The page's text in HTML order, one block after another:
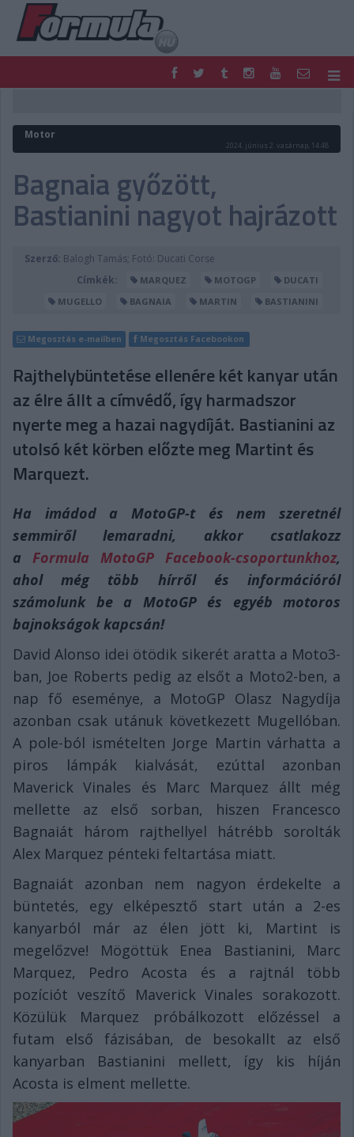
FORMULA
MOTOR
PODCAST
SHOP
LIVE
TIPPJÁTÉK
DIGITÁLIS MAGAZIN
PONTÁLLÁSOK
Motor
2024. június 2. vasárnap, 14:48
Bagnaia győzött,
Bastianini nagyot hajrázott
Szerző: Balogh Tamás; Fotó: Ducati Corse
Címkék:
MARQUEZ MOTOGP
DUCATI
MUGELLO
BAGNAIA MARTIN BASTIANINI
Megosztás e-mailben Megosztás Facebookon
Rajthelybüntetése ellenére két kanyar után
az élre állt a címvédő, így harmadszor
nyerte meg a hazai nagydíját. Bastianini az
utolsó két körben előzte meg Martint és
Marquezt.
Ha imádod a MotoGP-t és nem szeretnél
semmiről lemaradni, akkor csatlakozz
a Formula MotoGP Facebook-csoportunkhoz,
ahol még több hírről és információról
számolunk be a MotoGP és egyéb motoros
bajnokságok kapcsán!
David Alonso idei ötödik sikerét aratta a Moto3-
ban, Joe Roberts pedig az elsőt a Moto2-ben, a
nap fő eseménye, a MotoGP Olasz Nagydíja
azonban csak utánuk következett Mugellóban.
A pole-ból ismételten Jorge Martin várhatta a
piros lámpák kialvását, ezúttal azonban
Maverick Vinales és Marc Marquez állt még
mellette az első sorban, hiszen Francesco
Bagnaiát három rajthellyel hátrébb sorolták
Alex Marquez pénteki feltartása miatt.
Bagnaiát azonban nem nagyon érdekelte a
büntetés, egy elképesztő start után a 2-es
kanyarból már az élen jött ki, Martint is
megelőzve! Mögöttük Enea Bastianini, Marc
Marquez, Pedro Acosta és a rajtnál több
pozíciót veszítő Maverick Vinales sorakozott.
Közülük Marquez próbálkozott előzéssel a
futam első fázisában, de besokallt az első
kanyarban Bastianini mellett, így kis híján
Acosta is elment mellette.